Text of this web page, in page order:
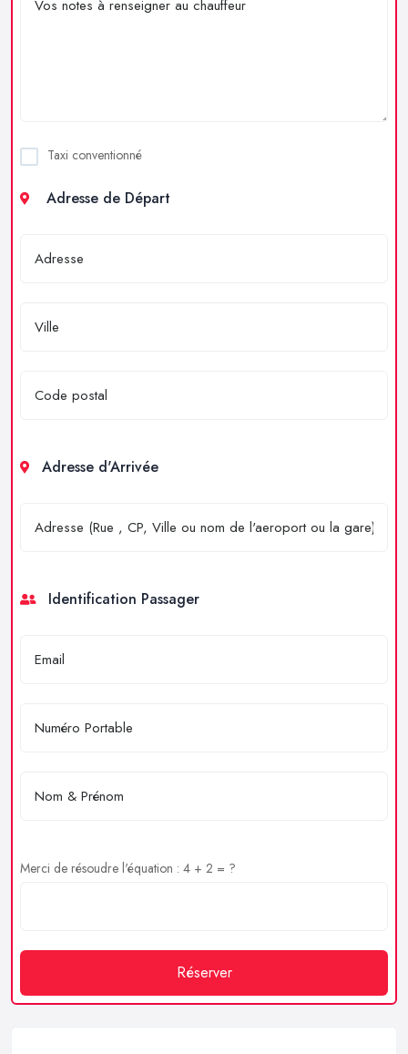
Taxi conventionné
Adresse de Départ
Adresse d'Arrivée
Identification Passager
Merci de résoudre l'équation : 4 + 2 = ?
Réserver